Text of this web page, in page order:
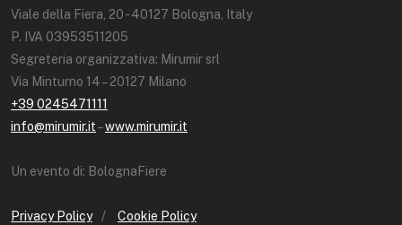
Viale della Fiera, 20 - 40127 Bologna, Italy
P. IVA 03953511205
Segreteria organizzativa: Mirumir srl
Via Minturno 14 – 20127 Milano
+39 0245471111
info@mirumir.it–www.mirumir.it
Un evento di: BolognaFiere
Privacy Policy / Cookie Policy